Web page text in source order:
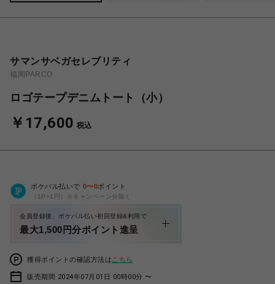
サマンサベガセレブリティ
福岡PARCO
ロゴテープデニムトート（小）
￥17,600 税込
ポケパル払いで 0〜0ポイント
（1P=1円）※キャンペーン分除く
会員登録後、ポケパル払い初回登録&利用で
最大1,500円分ポイント進呈
獲得ポイントの確認方法は こちら
販売期間 2024年07月01日 00時00分 〜